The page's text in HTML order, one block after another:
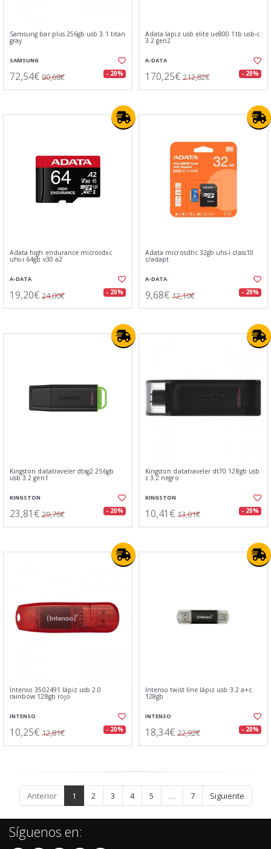
Samsung bar plus 256gb usb 3.1 titan
gray
SAMSUNG
72,54€ 90,68€ - 20%
Adata lapiz usb elite ue800 1tb usb-c
3.2 gen2
A-DATA
170,25€ 212,82€ - 20%
Adata high endurance microsdxc
uhs-i 64gb v30 a2
A-DATA
19,20€ 24,00€ - 20%
Adata microsdhc 32gb uhs-i class10
c/adapt
A-DATA
9,68€ 12,10€ - 20%
Kingston datatraveler dtxg2 256gb
usb 3.2 gen1
KINGSTON
23,81€ 29,76€ - 20%
Kingston datatraveler dt70 128gb usb
c 3.2 negro
KINGSTON
10,41€ 13,01€ - 20%
Intenso 3502491 lápiz usb 2.0
rainbow 128gb rojo
INTENSO
10,25€ 12,81€ - 20%
Intenso twist line lápiz usb 3.2 a+c
128gb
INTENSO
18,34€ 22,92€ - 20%
Anterior 1 2 3 4 5 … 7 Siguiente
Síguenos en: